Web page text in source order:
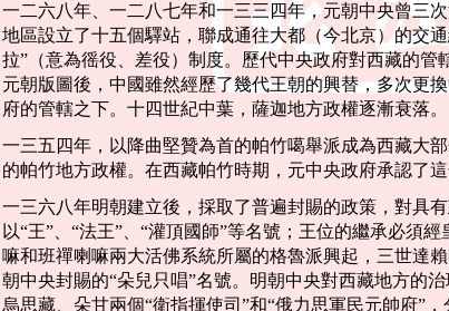
一二六八年、一二八七年和一三三四年，元朝中央曾三
地區設立了十五個驛站，聯成通往大都（今北京）的交
拉”（意為徭役、差役）制度。歷代中央政府對西藏的管
元朝版圖後，中國雖然經歷了幾代王朝的興替，多次更
府的管轄之下。十四世紀中葉，薩迦地方政權逐漸衰落。
一三五四年，以降曲堅贊為首的帕竹噶舉派成為西藏大
的帕竹地方政權。在西藏帕竹時期，元中央政府承認了
一三六八年明朝建立後，採取了普遍封賜的政策，對具
以“王”、“法王”、“灌頂國師”等名號；王位的繼承必須
嘛和班禪喇嘛兩大活佛系統所屬的格魯派興起，三世達
朝中央封賜的“朵兒只唱”名號。明朝中央對西藏地方的
烏思藏、朵甘兩個“衛指揮使司”和“俄力思軍民元帥府”